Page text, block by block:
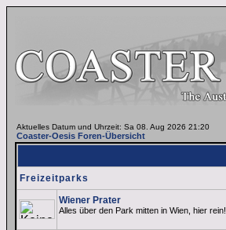
Aktuelles Datum und Uhrzeit: Sa 08. Aug 2026 21:20
Coaster-Oesis Foren-Übersicht
Freizeitparks
Wiener Prater
Alles über den Park mitten in Wien, hier rein!